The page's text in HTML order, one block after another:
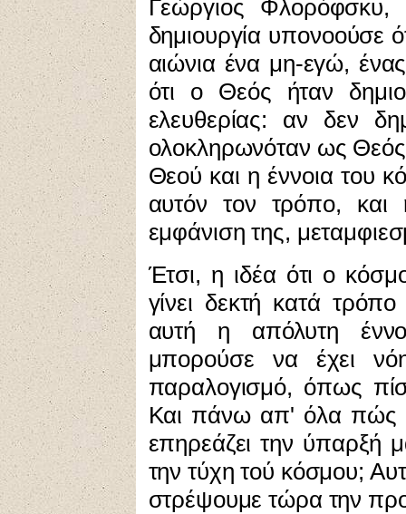
Γεώργιος
δημιουργία υπονοούσε
αιώνια ένα μη-εγώ,
ότι ο Θεός ήταν
ελευθερίας: αν δεν
ολοκληρωνόταν ως
Θεού και η έννοια του
αυτόν τον τρόπο, και
εμφάνιση της,
Έτσι, η ιδέα ότι ο
γίνει δεκτή κατά
αυτή η απόλυτη
μπορούσε να έχει
παραλογισμό, όπως
Και πάνω απ' όλα πώς
επηρεάζει την ύπαρξή
την τύχη τού κόσμου;
στρέψουμε τώρα την